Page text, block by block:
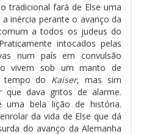
tradicional fará de Else uma
inércia perante o avanço da
a todos os judeus do
intocados pelas
num país em convulsão
vivem sob um manto de
tempo do Kaiser, mas sim
que dava gritos de alarme.
uma bela lição de história.
da vida de Else que dá
do avanço da Alemanha